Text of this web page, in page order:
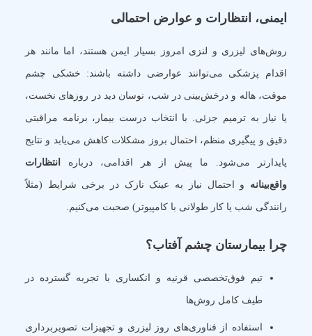
ایمنی، انتظارات و عوارض احتمالی
روش‌های لیزری و لنزی امروز بسیار ایمن‌ هستند، اما مانند هر
اقدام پزشکی می‌توانند عوارضی داشته باشند: خشکی چشم
موقت، هاله و درخش‌بینی در شب، نوسان دید در روزهای نخست،
یا نیاز به ترمیم جزئی. با انتخاب درست بیمار، برنامه مراقبتی
دقیق و پیگیری منظم، احتمال بروز مشکلات کاهش می‌یابد و نتایج
پایدارتر می‌شود. ما پیش از هر اقدامی، درباره انتظارات
واقع‌بینانه و احتمال نیاز به عینک نازک در برخی شرایط (مثلاً
رانندگی شب یا کار طولانی با کامپیوتر) صحبت می‌کنیم.
چرا بیمارستان چشم آفتاب؟
تیم فوق‌تخصصی قرنیه و انکساری با تجربه گسترده در
طیف کامل روش‌ها
استفاده از فناوری‌های روز لیزری و تجهیزات تصویربرداری